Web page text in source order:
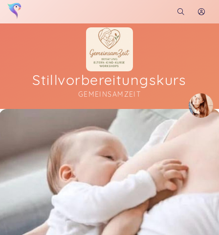
Stillvorbereitungskurs
GEMEINSAMZEIT
Soon you will learn more about me here...